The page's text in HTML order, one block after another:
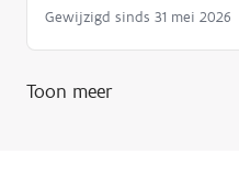
Gewijzigd sinds 31 mei 2026
Toon meer